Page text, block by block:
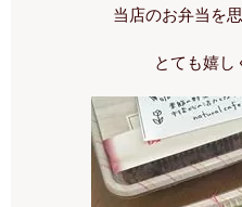
当店のお弁当を
とても嬉し